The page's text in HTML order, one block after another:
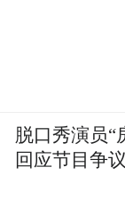
脱口秀演员“
回应节目争议